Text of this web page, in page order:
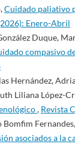
Cuidado paliativo
Enero-Abril
Duque,
compasivo
Hernández,
Liliana López-
, Revista
Bomfim
asociados a la